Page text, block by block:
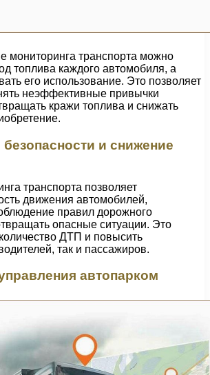
мониторинга транспорта можно
топлива каждого автомобиля, а
его использование. Это позволяет
неэффективные привычки
кражи топлива и снижать
и снижение
транспорта позволяет
движения автомобилей,
правил дорожного
опасные ситуации. Это
ДТП и повысить
так и пассажиров.
автопарком